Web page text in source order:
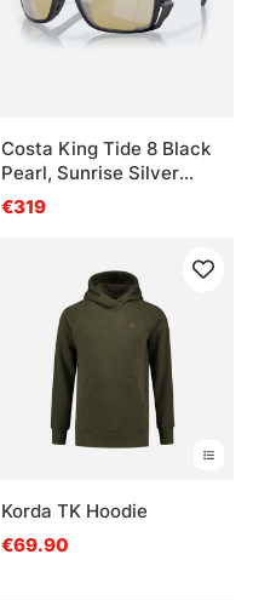
Costa King Tide 8 Black
Pearl, Sunrise Silver
Mirror 580g
€319
Korda TK Hoodie
€69.90